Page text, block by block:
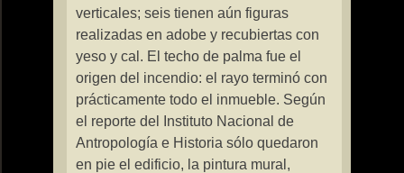
verticales; seis tienen aún figuras
realizadas en adobe y recubiertas con
yeso y cal. El techo de palma fue el
origen del incendio: el rayo terminó con
prácticamente todo el inmueble. Según
el reporte del Instituto Nacional de
Antropología e Historia sólo quedaron
en pie el edificio, la pintura mural,